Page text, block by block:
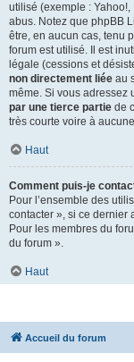
utilisé (exemple :
abus. Notez que phpBB
être, en aucun cas, tenu
forum est utilisé. Il est
légale (cessions et
non directement liée au
même. Si vous adressez
par une tierce partie de
très courte voire à
Haut
Comment puis-je
Pour l’ensemble des
contacter », si ce dernier
Pour les membres du
du forum ».
Haut
Accueil du forum